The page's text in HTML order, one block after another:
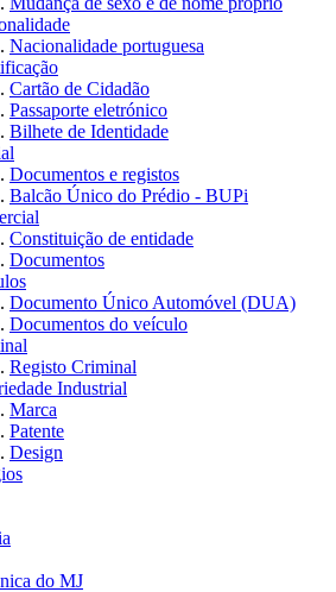
Nacionalidade portuguesa
Cartão de Cidadão
Passaporte eletrónico
Bilhete de Identidade
Documentos e registos
Balcão Único do Prédio - BUPi
Constituição de entidade
Documentos
Documento Único Automóvel (DUA)
Documentos do veículo
Registo Criminal
Industrial
Marca
Patente
Design
do MJ